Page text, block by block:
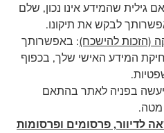
גילית שהמידע אינו נכון, שלם
לבקש את תיקונו.
(הזכות להישכח): באפשרותך
המידע האישי שלך, בכפוף
יעשה בפניה לאתר בהתאם
מטה.
לדיוור, פרסומים ופרסומות